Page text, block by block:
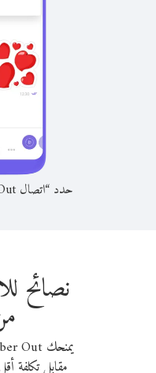
حدد “اتصال Viber Out” من عنوان المحادثة
نصائح
مقابل تكلفة